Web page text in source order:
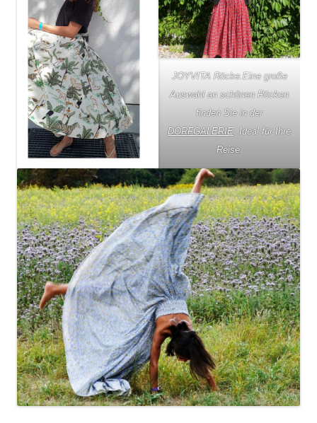
JOYVITA Röcke.Eine große
Auswahl an schönen Röcken
finden Sie in der
DORFGALERIE: Ideal für Ihre
Reise.